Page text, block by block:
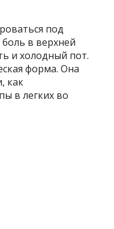
под
в верхней
и холодный пот.
форма. Она
как
в легких во